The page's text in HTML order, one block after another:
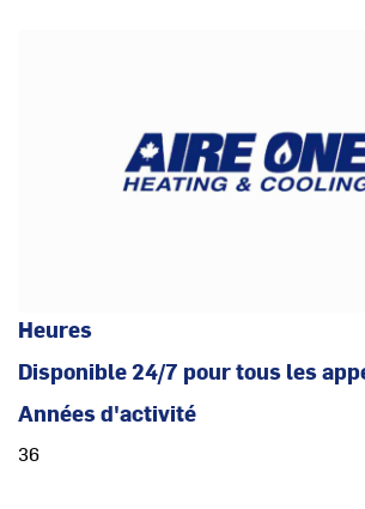
Heures
Disponible 24/7 pour tous les
Années d'activité
36